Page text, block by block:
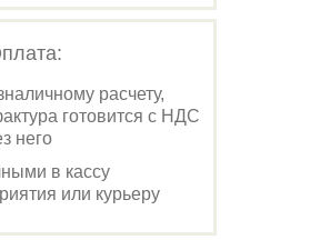
расчету,
готовится с НДС
него
в кассу
или курьеру